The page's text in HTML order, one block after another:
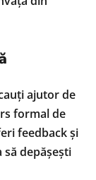
ajutor de
formal de
feedback și
depășești